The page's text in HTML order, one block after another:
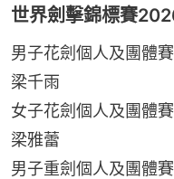
世界劍擊錦標賽
男子花劍個人及團體
梁千雨
女子花劍個人及團體
梁雅蕾
男子重劍個人及團體